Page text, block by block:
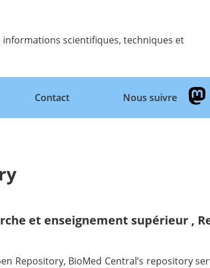
informations scientifiques, techniques et
Contact Nous suivre
et enseignement supérieur ,
Repository, BioMed Central’s repository